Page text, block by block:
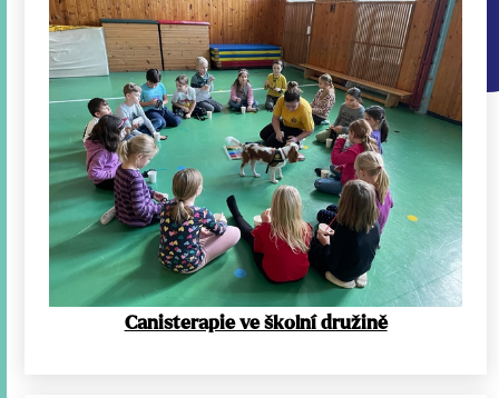
Canisterapie ve školní družině